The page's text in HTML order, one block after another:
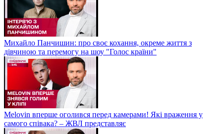
Михайло Панчишин: про своє кохання, окреме життя з
дівчиною та перемогу на шоу "Голос країни"
Melovin вперше оголився перед камерами! Які враження у
самого співака? – ЖВЛ представляє